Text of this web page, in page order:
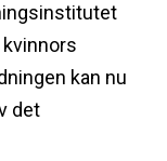
kvinnors
kan nu
det